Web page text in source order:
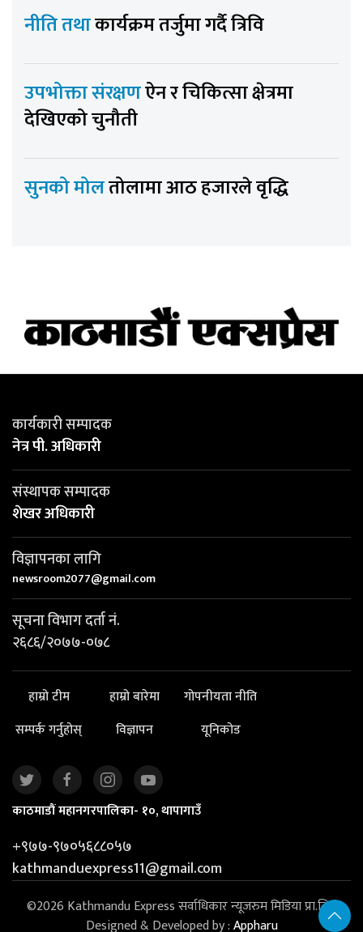
नीति तथाकार्यक्रम तर्जुमा गर्दै त्रिवि
उपभोक्ता संरक्षणऐन र चिकित्सा क्षेत्रमा
देखिएको चुनौती
सुनको मोलतोलामा आठ हजारले वृद्धि
कार्यकारी सम्पादक
नेत्र पी. अधिकारी
संस्थापक सम्पादक
शेखर अधिकारी
विज्ञापनका लागि
newsroom2077@gmail.com
सूचना विभाग दर्ता नं.
२६८६/२०७७-०७८
हाम्रो टीम हाम्रो बारेमा
गोपनीयता नीति
सम्पर्क गर्नुहोस्
विज्ञापन यूनिकोड
काठमाडौं महानगरपालिका- १०, थापागाउँ
+९७७-९७०५६८८०५७
kathmanduexpress11@gmail.com
©2026 Kathmandu Express सर्वाधिकार न्यूजरुम मिडिया प्रा.लि. |
Designed & Developed by :Appharu